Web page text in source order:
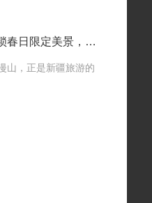
五月份去新疆旅游合适吗？解锁春日限定美景，错过等一年！
山，正是新疆旅游的